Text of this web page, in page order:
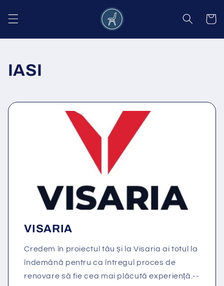
conținut
Coș
IASI
VISARIA
Credem în proiectul tău și la Visaria ai totul la
îndemână pentru ca întregul proces de
renovare să fie cea mai plăcută experiență.--